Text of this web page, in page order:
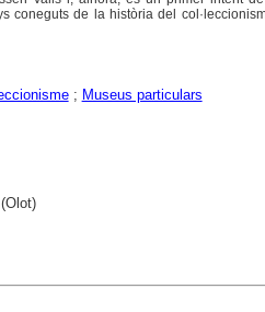
coneguts de la història del
; Museus particulars